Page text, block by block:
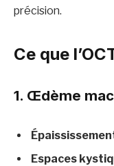
précision.
Ce que
1. Œdème
Espaces